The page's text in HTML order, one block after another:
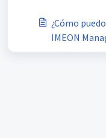
¿Cómo
IMEON